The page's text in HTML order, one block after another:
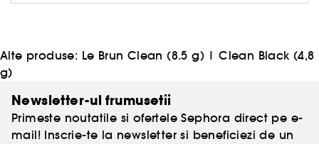
permite oricarei persoane sa-si creeze cu usurinta o
Alte produse: Le Brun Clean (8.5 g) |Clean Black (4,8
g)
Newsletter-ul frumusetii
Primeste noutatile si ofertele Sephora direct pe e-
mail! Inscrie-te la newsletter si beneficiezi de un